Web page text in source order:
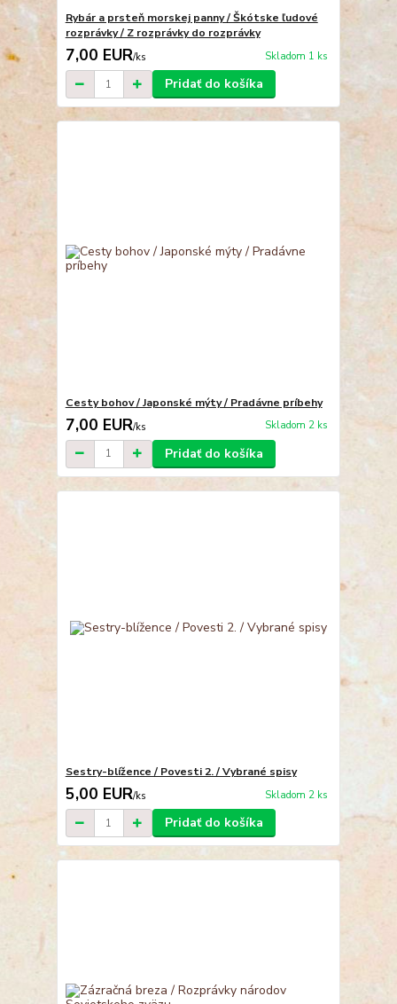
Rybár a prsteň morskej panny / Škótske ľudové
rozprávky / Z rozprávky do rozprávky
7,00 EUR/ks Skladom 1 ks
Pridať do košíka
Cesty bohov / Japonské mýty / Pradávne príbehy
7,00 EUR/ks Skladom 2 ks
Pridať do košíka
Sestry-blížence / Povesti 2. / Vybrané spisy
5,00 EUR/ks Skladom 2 ks
Pridať do košíka